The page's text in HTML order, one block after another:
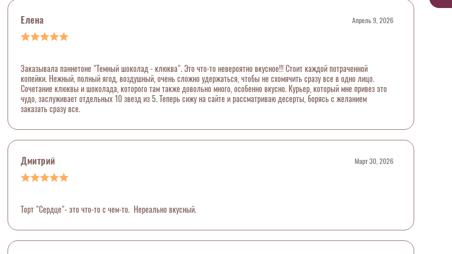
Елена Апрель 9, 2026
Заказывала паннетоне "Темный шоколад - клюква". Это что-то невероятно вкусное!!! Стоит каждой потраченной
копейки. Нежный, полный ягод, воздушный, очень сложно удержаться, чтобы не схомячить сразу все в одно лицо.
Сочетание клюквы и шоколада, которого там также довольно много, особенно вкусно. Курьер, который мне привез это
чудо, заслуживает отдельных 10 звезд из 5. Теперь сижу на сайте и рассматриваю десерты, борясь с желанием
заказать сразу все.
Дмитрий Март 30, 2026
Торт "Сердце"- это что-то с чем-то. Нереально вкусный.